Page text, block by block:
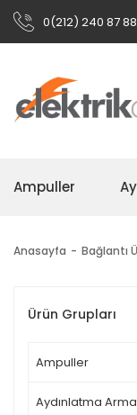
0(212) 240 87 88
Ampuller
Anasayfa Bağlantı
Ürün Grupları
Ampuller
Aydınlatma